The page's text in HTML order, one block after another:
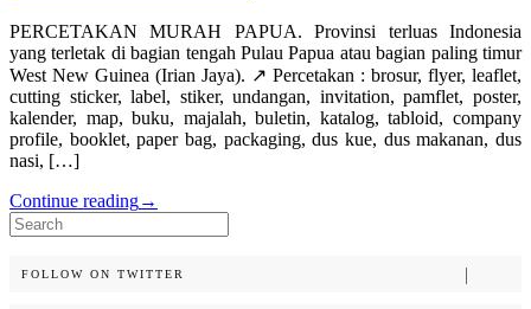
PERCETAKAN MURAH PAPUA. Provinsi terluas Indonesia
yang terletak di bagian tengah Pulau Papua atau bagian paling timur
West New Guinea (Irian Jaya). ↗️ Percetakan : brosur, flyer, leaflet,
cutting sticker, label, stiker, undangan, invitation, pamflet, poster,
kalender, map, buku, majalah, buletin, katalog, tabloid, company
profile, booklet, paper bag, packaging, dus kue, dus makanan, dus
nasi, […]
Continue reading→
Search
for:
FOLLOW ON TWITTER